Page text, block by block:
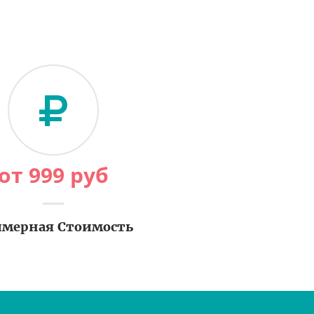
999 руб
Стоимость